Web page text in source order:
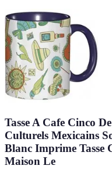
Tasse A Cafe Cinco
Culturels Mexicains
Blanc Imprime Tasse
Maison Le